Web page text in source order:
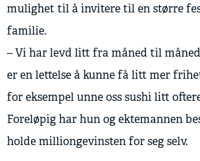
mulighet til å invitere til en større
familie.
– Vi har levd litt fra måned til
er en lettelse å kunne få litt mer
for eksempel unne oss sushi litt
Foreløpig har hun og ektemannen
holde milliongevinsten for seg selv.